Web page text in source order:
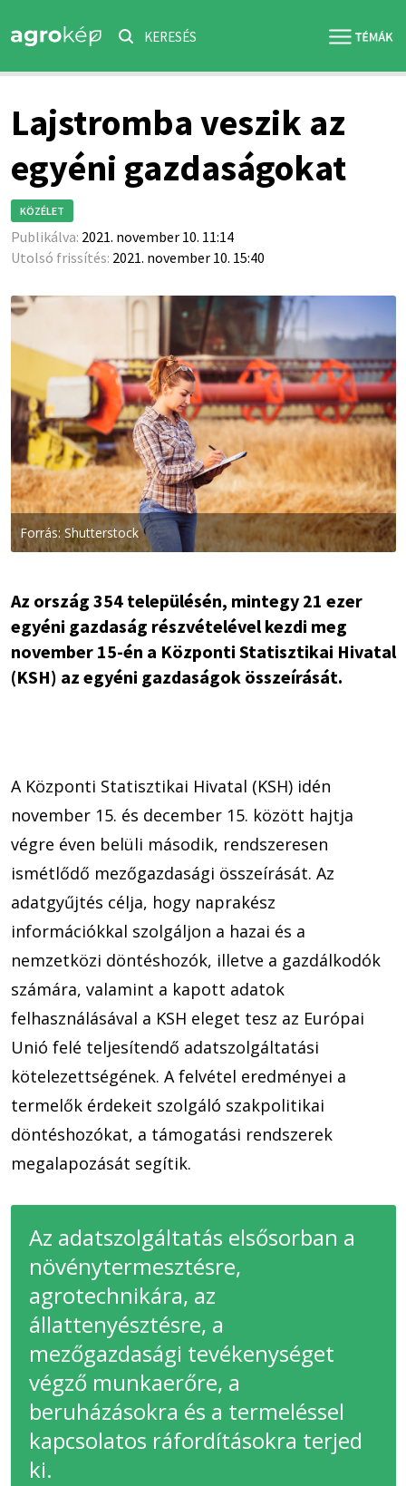
KERESÉS
Lajstromba veszik az
egyéni gazdaságokat
KÖZÉLET
Publikálva: 2021. november 10. 11:14
Utolsó frissítés: 2021. november 10. 15:40
Forrás: Shutterstock
Az ország 354 településén, mintegy 21 ezer
egyéni gazdaság részvételével kezdi meg
november 15-én a Központi Statisztikai Hivatal
(KSH) az egyéni gazdaságok összeírását.
A Központi Statisztikai Hivatal (KSH) idén
november 15. és december 15. között hajtja
végre éven belüli második, rendszeresen
ismétlődő mezőgazdasági összeírását. Az
adatgyűjtés célja, hogy naprakész
információkkal szolgáljon a hazai és a
nemzetközi döntéshozók, illetve a gazdálkodók
számára, valamint a kapott adatok
felhasználásával a KSH eleget tesz az Európai
Unió felé teljesítendő adatszolgáltatási
kötelezettségének. A felvétel eredményei a
termelők érdekeit szolgáló szakpolitikai
döntéshozókat, a támogatási rendszerek
megalapozását segítik.
Az adatszolgáltatás elsősorban a
növénytermesztésre,
agrotechnikára, az
állattenyésztésre, a
mezőgazdasági tevékenységet
végző munkaerőre, a
beruházásokra és a termeléssel
kapcsolatos ráfordításokra terjed
ki.